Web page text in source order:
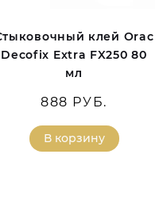
клей Orac
Decofix Extra FX250 80
мл
888 РУБ.
В корзину